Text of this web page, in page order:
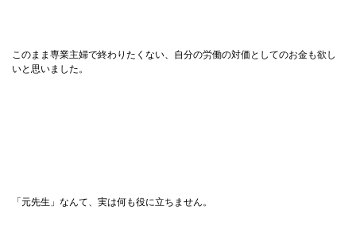
このまま専業主婦で終わりたくない、自分の労働の対価としてのお金も欲し
いと思いました。
「元先生」なんて、実は何も役に立ちません。